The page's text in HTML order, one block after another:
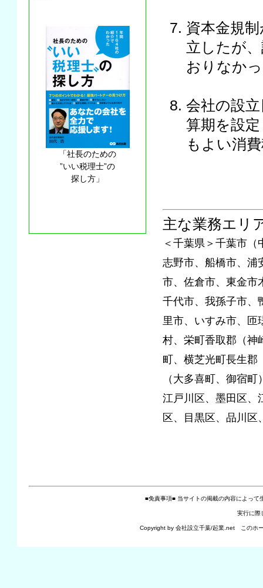
資本金規
立したが
おりなか
会社の設
算期を設
もよい消
主な業務エリ
＜千葉県＞千葉市
志野市、船橋市、浦
市、佐倉市、東金市
千代市、我孫子市、
里市、いすみ市、匝
村、栄町香取郡（神
町、横芝光町長生郡
（大多喜町、御宿
江戸川区、墨田区、
区、目黒区、品川
「社長のための
”いい税理士”の
探し方」
■免責事項■ 当サイトの掲載の内容によって
実行に際
Copyright by 会社設立千葉/起業.net このホ